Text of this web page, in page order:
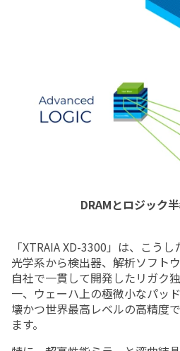
DRAMとロジック
「XTRAIA XD-3300」は、こう
光学系から検出器、解析ソフト
自社で一貫して開発したリガク
一、ウェーハ上の極微小なパッ
壊かつ世界最高レベルの高精度
ます。